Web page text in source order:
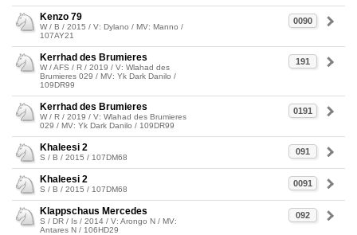
0090
Kenzo 79
W / B / 2015 / V: Dylano / MV: Manno /
107AY21
191
Kerrhad des Brumieres
W / AFS / R / 2019 / V: Wlahad des
Brumieres 029 / MV: Yk Dark Danilo /
109DR99
0191
Kerrhad des Brumieres
W / R / 2019 / V: Wlahad des Brumieres
029 / MV: Yk Dark Danilo / 109DR99
091
Khaleesi 2
S / B / 2015 / 107DM68
0091
Khaleesi 2
S / B / 2015 / 107DM68
092
Klappschaus Mercedes
S / DR / Is / 2014 / V: Arongo N / MV:
Antares N / 106HD29